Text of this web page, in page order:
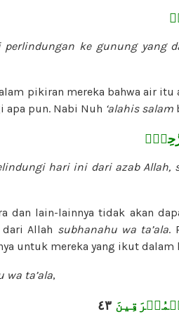
perlindungan ke gunung yang
pikiran mereka bahwa air
apa pun. Nabi Nuh ‘alahis salam
رَّحِمَۚ
hari ini dari azab Allah,
dan lain-lainnya tidak akan
Allah subhanahu wa ta’ala.
untuk mereka yang ikut dalam
wa ta’ala,